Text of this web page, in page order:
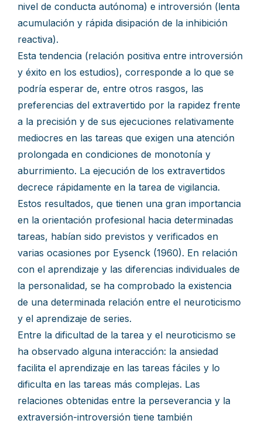
nivel de conducta autónoma) e introversión (lenta
acumulación y rápida disipación de la inhibición
reactiva).
Esta tendencia (relación positiva entre introversión
y éxito en los estudios), corresponde a lo que se
podría esperar de, entre otros rasgos, las
preferencias del extravertido por la rapidez frente
a la precisión y de sus ejecuciones relativamente
mediocres en las tareas que exigen una atención
prolongada en condiciones de monotonía y
aburrimiento. La ejecución de los extravertidos
decrece rápidamente en la tarea de vigilancia.
Estos resultados, que tienen una gran importancia
en la orientación profesional hacia determinadas
tareas, habían sido previstos y verificados en
varias ocasiones por Eysenck (1960). En relación
con el aprendizaje y las diferencias individuales de
la personalidad, se ha comprobado la existencia
de una determinada relación entre el neuroticismo
y el aprendizaje de series.
Entre la dificultad de la tarea y el neuroticismo se
ha observado alguna interacción: la ansiedad
facilita el aprendizaje en las tareas fáciles y lo
dificulta en las tareas más complejas. Las
relaciones obtenidas entre la perseverancia y la
extraversión-introversión tiene también